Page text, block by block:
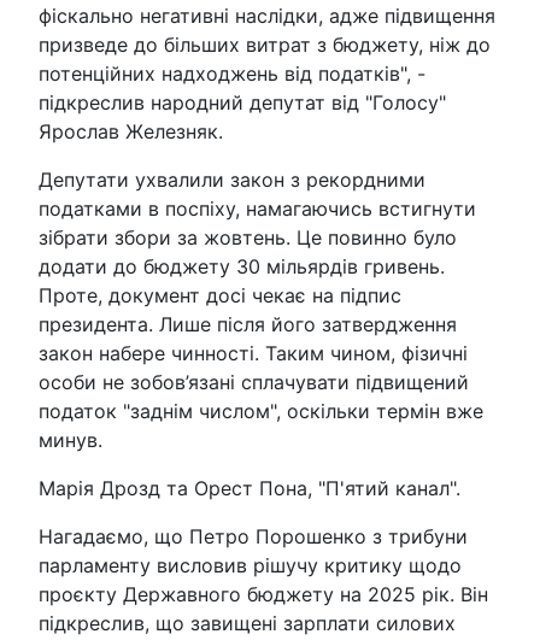
фіскально негативні наслідки, адже підвищення
призведе до більших витрат з бюджету, ніж до
потенційних надходжень від податків", -
підкреслив народний депутат від "Голосу"
Ярослав Железняк.
Депутати ухвалили закон з рекордними
податками в поспіху, намагаючись встигнути
зібрати збори за жовтень. Це повинно було
додати до бюджету 30 мільярдів гривень.
Проте, документ досі чекає на підпис
президента. Лише після його затвердження
закон набере чинності. Таким чином, фізичні
особи не зобов’язані сплачувати підвищений
податок "заднім числом", оскільки термін вже
минув.
Марія Дрозд та Орест Пона, "П'ятий канал".
Нагадаємо, що Петро Порошенко з трибуни
парламенту висловив рішучу критику щодо
проєкту Державного бюджету на 2025 рік. Він
підкреслив, що завищені зарплати силових